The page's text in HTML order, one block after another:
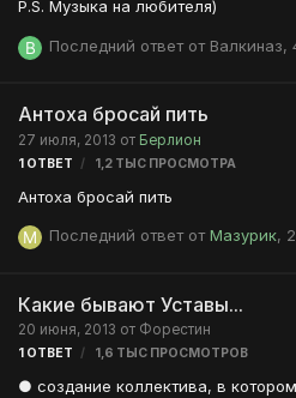
P.S. Музыка на любителя)
Последний ответ от Валкиназ,
Антоха бросай пить
27 июля, 2013 от Берлион
1 ОТВЕТ 1,2 ТЫС ПРОСМОТРА
Антоха бросай пить
Последний ответ отМазурик,
Какие бывают Уставы...
20 июня, 2013 от Форестин
1 ОТВЕТ 1,6 ТЫС ПРОСМОТРОВ
● создание коллектива, в